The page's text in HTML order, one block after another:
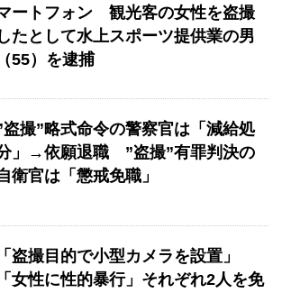
ートフォン 観光客の女性を盗撮
したとして水上スポーツ提供業の男
（55）を逮捕
盗撮”略式命令の警察官は「減給処
」→依願退職 ”盗撮”有罪判決の
衛官は「懲戒免職」
「盗撮目的で小型カメラを設置」
「女性に性的暴行」それぞれ2人を免